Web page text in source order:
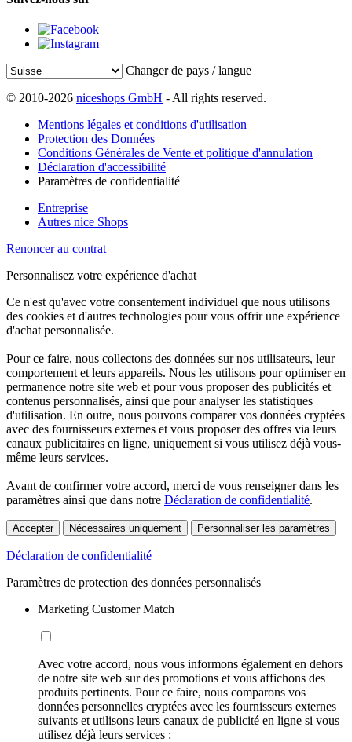
Changer de pays / langue
© 2010-2026 niceshops GmbH - All rights reserved.
Mentions légales et conditions d'utilisation
Protection des Données
Conditions Générales de Vente et politique d'annulation
Déclaration d'accessibilité
Paramètres de confidentialité
Entreprise
Autres nice Shops
Renoncer au contrat
Personnalisez votre expérience d'achat
Ce n'est qu'avec votre consentement individuel que nous utilisons
des cookies et d'autres technologies pour vous offrir une expérience
d'achat personnalisée.
Pour ce faire, nous collectons des données sur nos utilisateurs, leur
comportement et leurs appareils. Nous les utilisons pour optimiser en
permanence notre site web et pour vous proposer des publicités et
contenus personnalisés, ainsi que pour analyser les statistiques
d'utilisation. En outre, nous pouvons comparer vos données cryptées
avec des fournisseurs externes et vous proposer des offres via leurs
canaux publicitaires en ligne, uniquement si vous utilisez déjà vous-
même leurs services.
Avant de confirmer votre accord, merci de vous renseigner dans les
paramètres ainsi que dans notre Déclaration de confidentialité.
Accepter Nécessaires uniquement Personnaliser les paramètres
Déclaration de confidentialité
Paramètres de protection des données personnalisés
Marketing Customer Match
Avec votre accord, nous vous informons également en dehors
de notre site web sur des promotions et vous affichons des
produits pertinents. Pour ce faire, nous comparons vos
données personnelles cryptées avec les fournisseurs externes
suivants et utilisons leurs canaux de publicité en ligne si vous
utilisez déjà leurs services :